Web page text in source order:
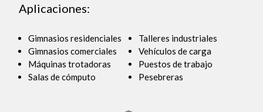
Aplicaciones:
Gimnasios residenciales
Gimnasios comerciales
Máquinas trotadoras
Salas de cómputo
Talleres industriales
Vehículos de carga
Puestos de trabajo
Pesebreras